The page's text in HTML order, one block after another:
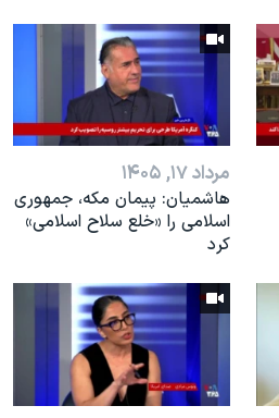
مرداد ۱۷, ۱۴۰۵
هاشمیان: پیمان مکه، جمهوری
اسلامی را «خلع سلاح اسلامی»
کرد